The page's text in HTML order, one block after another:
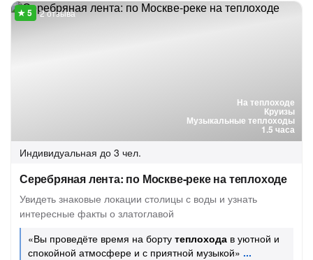
На теплоходе
Круизы
Музыкальные теплоходы
1.5 часа
2 отзыва
Индивидуальная до 3 чел.
Серебряная лента: по Москве-реке на теплоходе
Увидеть знаковые локации столицы с воды и узнать
интересные факты о златоглавой
«Вы проведёте время на борту теплохода в уютной и
спокойной атмосфере и с приятной музыкой»